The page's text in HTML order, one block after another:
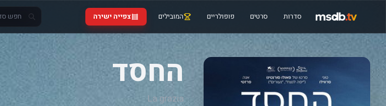
סדרות סרטים פופולריים המובילים צפייה ישירה
החסד
La grazia